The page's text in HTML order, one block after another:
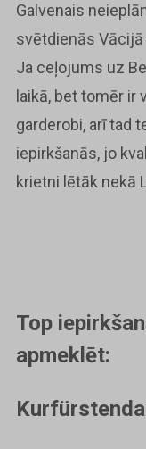
Galvenais
svētdienās Vācijā
Ja ceļojums uz
laikā, bet tomēr ir
garderobi, arī tad
iepirkšanās, jo
krietni lētāk nekā
Top
apmeklēt: